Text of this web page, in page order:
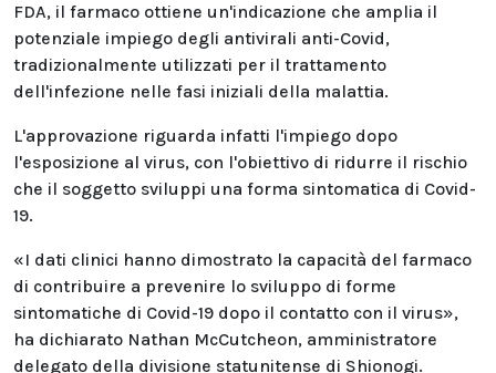
FDA, il farmaco ottiene un'indicazione che amplia il
potenziale impiego degli antivirali anti-Covid,
tradizionalmente utilizzati per il trattamento
dell'infezione nelle fasi iniziali della malattia.
L'approvazione riguarda infatti l'impiego dopo
l'esposizione al virus, con l'obiettivo di ridurre il rischio
che il soggetto sviluppi una forma sintomatica di Covid-
19.
«I dati clinici hanno dimostrato la capacità del farmaco
di contribuire a prevenire lo sviluppo di forme
sintomatiche di Covid-19 dopo il contatto con il virus»,
ha dichiarato Nathan McCutcheon, amministratore
delegato della divisione statunitense di Shionogi.